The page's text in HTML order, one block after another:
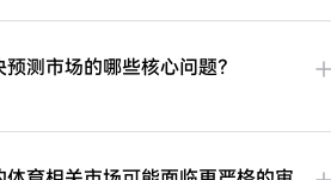
测市场的哪些核心问题？